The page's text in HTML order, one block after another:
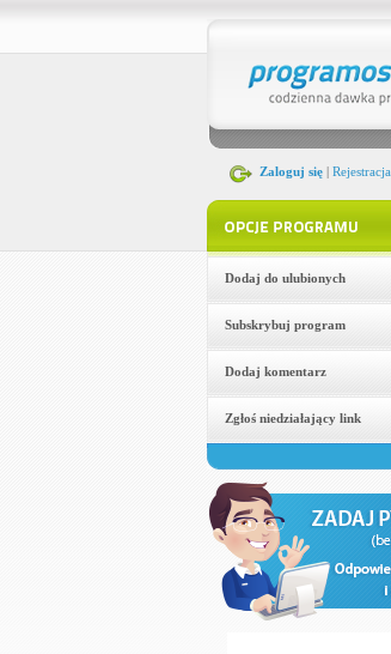
Zaloguj się| Rejestracja
Dodaj do ulubionych
Subskrybuj program
Dodaj komentarz
Zgłoś niedziałający link